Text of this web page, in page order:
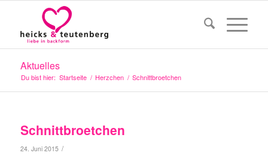
Aktuelles
Du bist hier: Startseite / Herzchen / Schnittbroetchen
Schnittbroetchen
24. Juni 2015 /